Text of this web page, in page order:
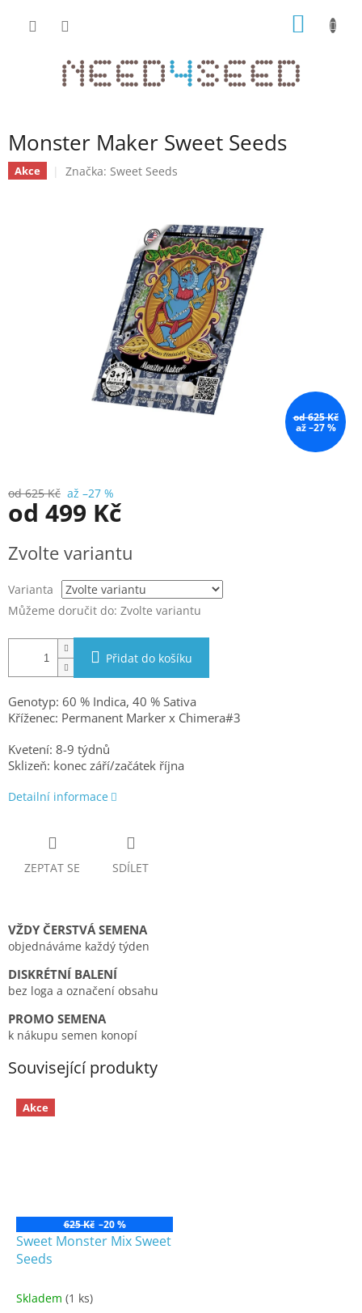
Monster Maker Sweet Seeds
Akce Značka: Sweet Seeds
od 625 Kč
až –27 %
od 625 Kč až –27 %
od 499 Kč
cena:
Zvolte variantu
Varianta
Můžeme doručit do: Zvolte variantu
Přidat do košíku
Genotyp: 60 % Indica, 40 % Sativa
Kříženec: Permanent Marker x Chimera#3
Kvetení: 8-9 týdnů
Sklizeň: konec září/začátek října
Detailní informace
ZEPTAT SE SDÍLET
VŽDY ČERSTVÁ SEMENA
objednáváme každý týden
DISKRÉTNÍ BALENÍ
bez loga a označení obsahu
PROMO SEMENA
k nákupu semen konopí
Související produkty
Akce
625 Kč –20 %
Sweet Monster Mix Sweet
Seeds
Skladem (1 ks)